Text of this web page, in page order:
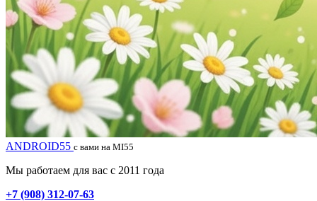
ANDROID55 с вами на MI55
Мы работаем для вас с 2011 года
+7 (908) 312-07-63